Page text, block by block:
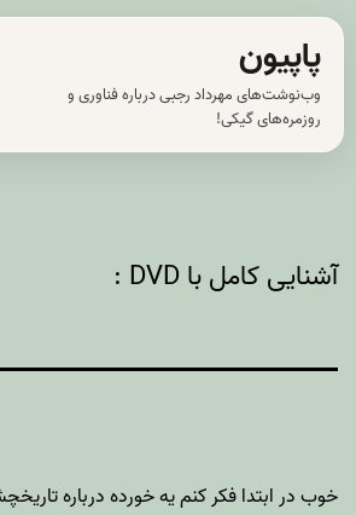
پرش
محتوا
پاپیون
وب‌نوشت‌های مهرداد رجبی درباره فناوری و
روزمره‌های گیکی!
آشنایی کامل با DVD :
خوب در ابتدا فکر کنم یه خورده درباره